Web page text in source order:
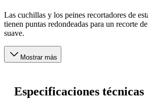
Las cuchillas y los peines recortadores de
tienen puntas redondeadas para un recorte
suave.
Mostrar más
Especificaciones técnicas